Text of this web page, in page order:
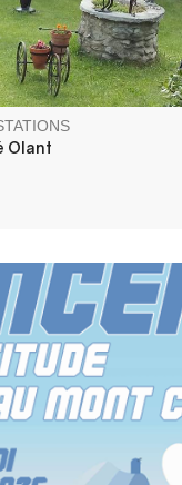
Olant
engatsées (rock
Stones).